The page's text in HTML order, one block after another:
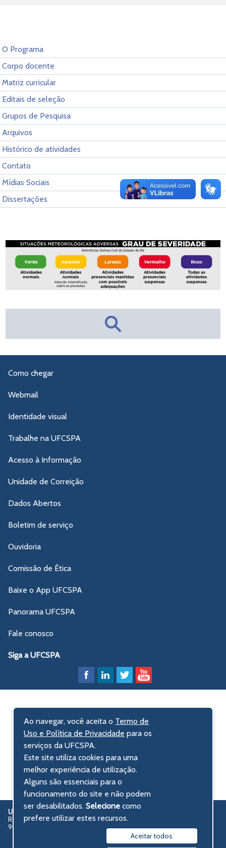
O Programa
Corpo docente
Matriz curricular
Editais de seleção
Grupos de Pesquisa
Arquivos
Histórico de atividades
Contato
Mídias Sociais
Dissertações
Como chegar
Webmail
Identidade visual
Trabalhe na UFCSPA
Acesso à Informação
Unidade de Correição
Dados Abertos
Boletim de serviço
Ouvidoria
Comissão de Ética
Baixe o App UFCSPA
Panorama UFCSPA
Fale conosco
Siga a UFCSPA
UFCSPA
Rua Sarmento Leite, 245 - Centro Histórico
90050-170 Porto Alegre, RS, Brasil
Ao navegar, você aceita o Termo de
Uso e Política de Privacidade para os
serviços da UFCSPA.
Este site utiliza cookies para uma
melhor experiência de utilização.
Alguns são essenciais para o
funcionamento do site e não podem
ser desabilitados.Selecionecomo
prefere utilizar estes recursos.
Aceitar todos